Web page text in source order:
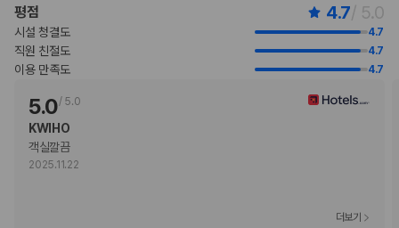
는 해당 세금이 포함될 수 있음).
보증금: CNY 1000(1박 기준)
이 숙박 시설에서 제공한 모든 요금 정보가 포함되어 있습니다.
부가 정보
추가 안내사항
기타 선택사항
뷔페아침 식사 요금: 성인 CNY 148, 어린이 CNY 74(대략적인 금액)
평점 4.7/ 5.0
시설 청결도 4.7
직원 친절도 4.7
이용 만족도 4.7
5.0/ 5.0
KWIHO
객실깔끔
2025.11.22
더보기